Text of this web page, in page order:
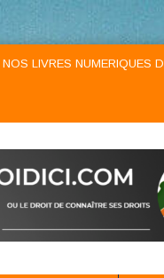
LIVRES NUMERIQUES